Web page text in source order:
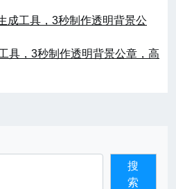
成工具，3秒制作透明背景公
具，3秒制作透明背景公章，高
搜
索